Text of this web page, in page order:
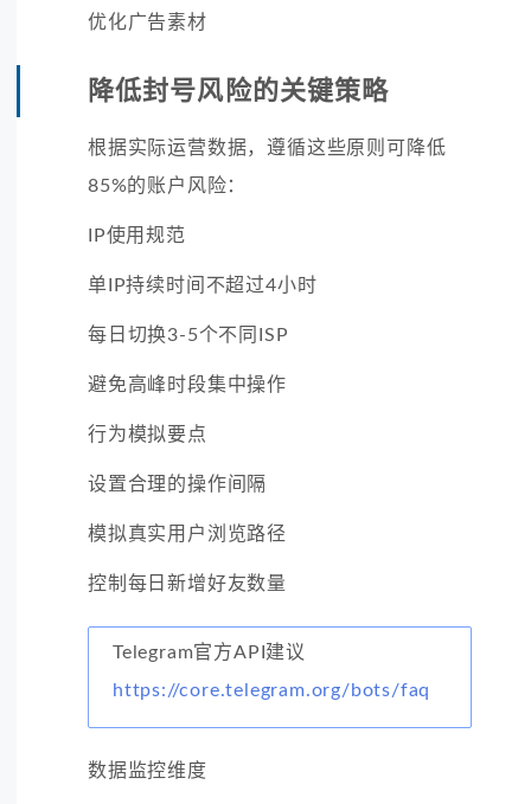
优化广告素材
降低封号风险的关键策略
根据实际运营数据，遵循这些原则可降低
85%的账户风险：
IP使用规范
单IP持续时间不超过4小时
每日切换3-5个不同ISP
避免高峰时段集中操作
行为模拟要点
设置合理的操作间隔
模拟真实用户浏览路径
控制每日新增好友数量
Telegram官方API建议
https://core.telegram.org/bots/faq
数据监控维度